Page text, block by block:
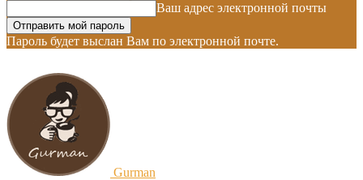
Ваш адрес электронной почты
Пароль будет выслан Вам по электронной почте.
Gurman